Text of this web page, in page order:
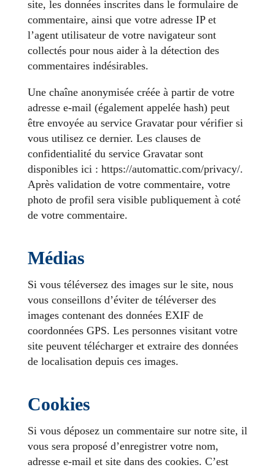
site, les données inscrites dans le formulaire de
commentaire, ainsi que votre adresse IP et
l’agent utilisateur de votre navigateur sont
collectés pour nous aider à la détection des
commentaires indésirables.
Une chaîne anonymisée créée à partir de votre
adresse e-mail (également appelée hash) peut
être envoyée au service Gravatar pour vérifier si
vous utilisez ce dernier. Les clauses de
confidentialité du service Gravatar sont
disponibles ici : https://automattic.com/privacy/.
Après validation de votre commentaire, votre
photo de profil sera visible publiquement à coté
de votre commentaire.
Médias
Si vous téléversez des images sur le site, nous
vous conseillons d’éviter de téléverser des
images contenant des données EXIF de
coordonnées GPS. Les personnes visitant votre
site peuvent télécharger et extraire des données
de localisation depuis ces images.
Cookies
Si vous déposez un commentaire sur notre site, il
vous sera proposé d’enregistrer votre nom,
adresse e-mail et site dans des cookies. C’est